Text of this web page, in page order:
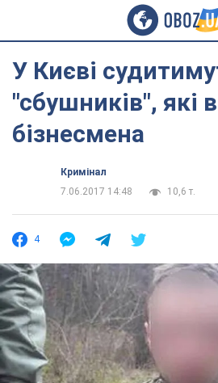
У Києві
"сбушників", які
бізнесмена
Кримінал
7.06.2017 14:48
10,6 т.
4